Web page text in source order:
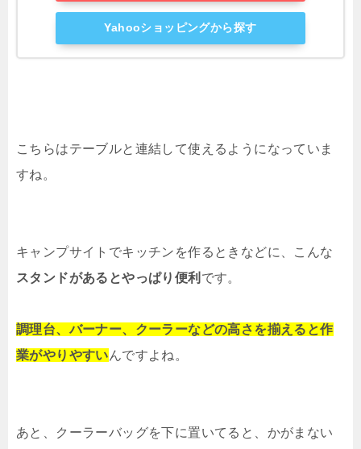
Yahooショッピングから探す
こちらはテーブルと連結して使えるようになっていま
すね。
キャンプサイトでキッチンを作るときなどに、こんな
スタンドがあるとやっぱり便利 です。
調理台、バーナー、クーラーなどの高さを揃えると作
業がやりやすいんですよね。
あと、クーラーバッグを下に置いてると、かがまない